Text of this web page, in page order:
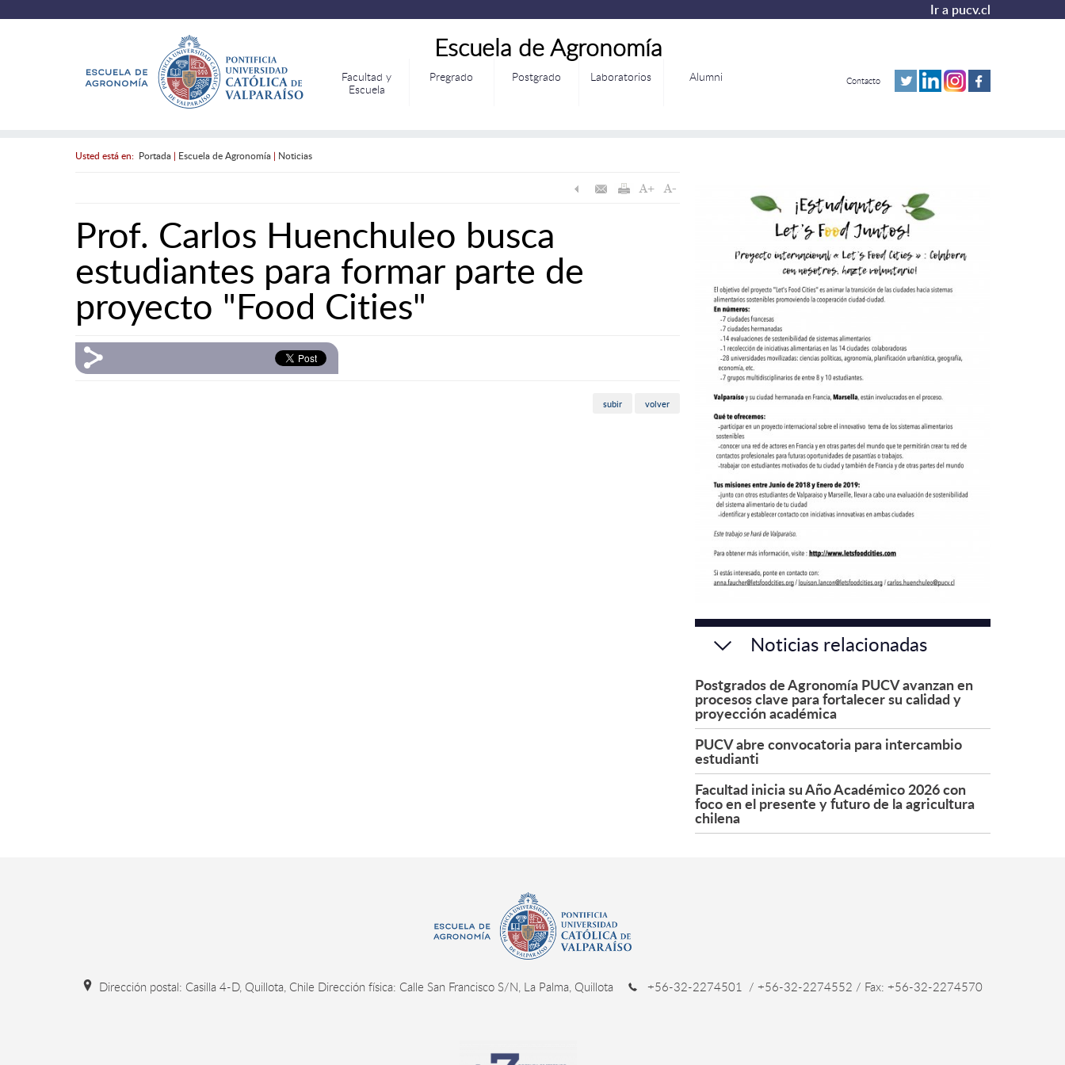
Ir a pucv.cl
Escuela de Agronomía
Facultad y
Escuela
Pregrado Postgrado Laboratorios Alumni Contacto
Usted está en: Portada| Escuela de Agronomía| Noticias
Prof. Carlos Huenchuleo busca
estudiantes para formar parte de
proyecto "Food Cities"
subir volver
Noticias relacionadas
Postgrados de Agronomía PUCV avanzan en
procesos clave para fortalecer su calidad y
proyección académica
PUCV abre convocatoria para intercambio
estudianti
Facultad inicia su Año Académico 2026 con
foco en el presente y futuro de la agricultura
chilena
Dirección postal: Casilla 4-D, Quillota, Chile Dirección física: Calle San Francisco S/N, La Palma, Quillota +56-32-2274501 / +56-32-2274552 / Fax: +56-32-2274570